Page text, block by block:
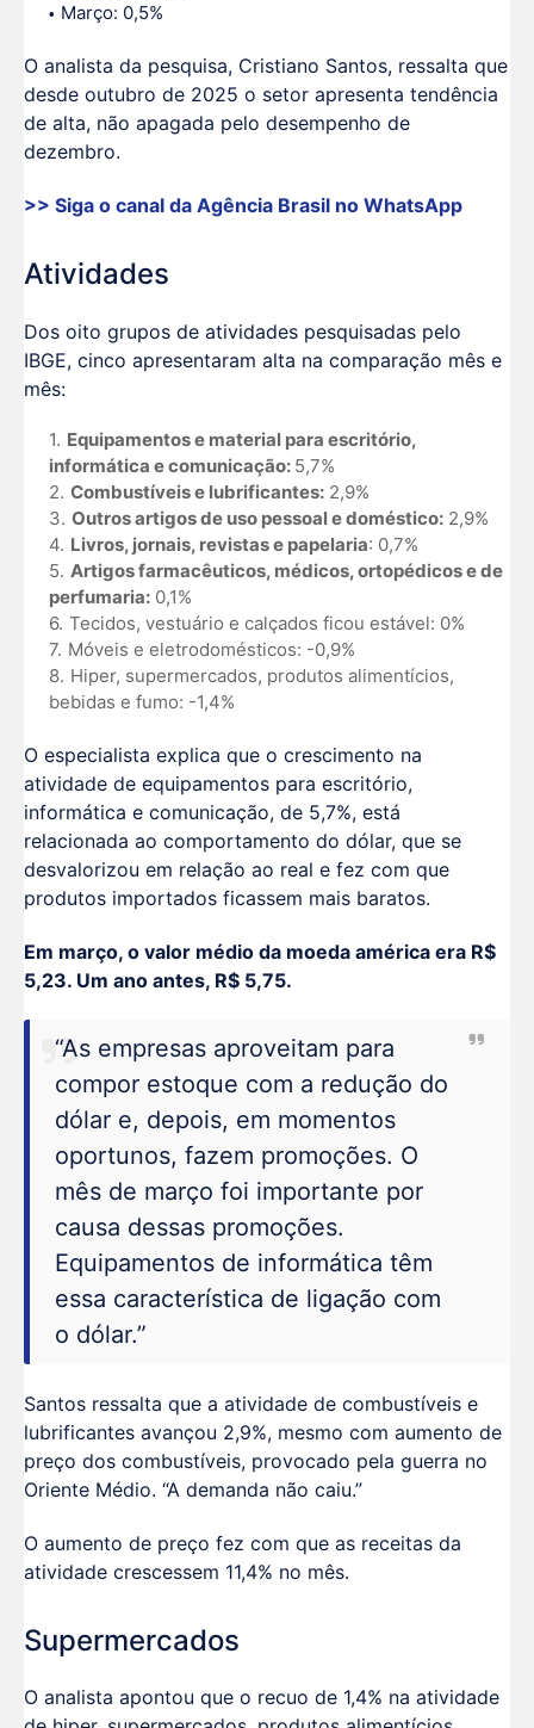
Março: 0,5%
O analista da pesquisa, Cristiano Santos, ressalta que
desde outubro de 2025 o setor apresenta tendência
de alta, não apagada pelo desempenho de
dezembro.
>> Siga o canal da Agência Brasil no WhatsApp
Atividades
Dos oito grupos de atividades pesquisadas pelo
IBGE, cinco apresentaram alta na comparação mês e
mês:
Equipamentos e material para escritório,
informática e comunicação: 5,7%
Combustíveis e lubrificantes:2,9%
Outros artigos de uso pessoal e doméstico:2,9%
Livros, jornais, revistas e papelaria: 0,7%
Artigos farmacêuticos, médicos, ortopédicos e de
perfumaria:0,1%
Tecidos, vestuário e calçados ficou estável: 0%
Móveis e eletrodomésticos: -0,9%
Hiper, supermercados, produtos alimentícios,
bebidas e fumo: -1,4%
O especialista explica que o crescimento na
atividade de equipamentos para escritório,
informática e comunicação, de 5,7%, está
relacionada ao comportamento do dólar, que se
desvalorizou em relação ao real e fez com que
produtos importados ficassem mais baratos.
Em março, o valor médio da moeda américa era R$
5,23. Um ano antes, R$ 5,75.
“As empresas aproveitam para
compor estoque com a redução do
dólar e, depois, em momentos
oportunos, fazem promoções. O
mês de março foi importante por
causa dessas promoções.
Equipamentos de informática têm
essa característica de ligação com
o dólar.”
Santos ressalta que a atividade de combustíveis e
lubrificantes avançou 2,9%, mesmo com aumento de
preço dos combustíveis, provocado pela guerra no
Oriente Médio. “A demanda não caiu.”
O aumento de preço fez com que as receitas da
atividade crescessem 11,4% no mês.
Supermercados
O analista apontou que o recuo de 1,4% na atividade